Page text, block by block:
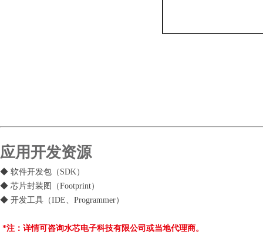
应用开发资源
◆ 软件开发包（SDK）
◆ 芯片封装图（Footprint）
◆ 开发工具（IDE、Programmer）
*注：详情可咨询水芯电子科技有限公司或当地代理商。